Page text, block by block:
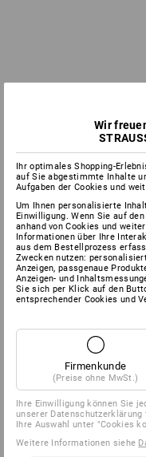
Wir
Ihr optimales Shopping-
auf Sie abgestimmte Inhalte
Aufgaben der Cookies und
Um Ihnen personalisierte
Einwilligung. Wenn Sie auf
anhand von Cookies und
Informationen über Ihre
aus dem Bestellprozess
Zwecken nutzen:
Anzeigen, passgenaue
Anzeigen- und
Sie sich per Klick auf den
entsprechender Cookies und
Firmenkunde
(Preise ohne MwSt.)
Ihre Einwilligung können Sie
unserer
Ihre Auswahl unter "Cookies
Weitere Informationen siehe